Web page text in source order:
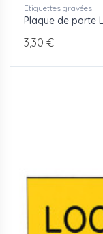
Etiquettes gravées
Plaque de porte
3,30 €